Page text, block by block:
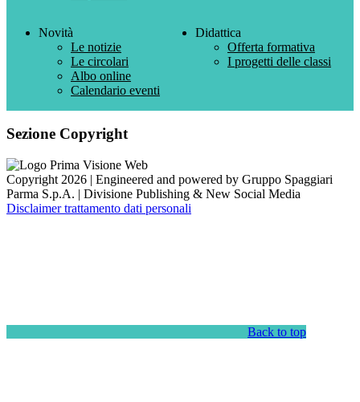
Novità
Le notizie
Le circolari
Albo online
Calendario eventi
Didattica
Offerta formativa
I progetti delle classi
Sezione Copyright
Copyright 2026 | Engineered and powered by Gruppo Spaggiari
Parma S.p.A. | Divisione Publishing & New Social Media
Disclaimer trattamento dati personali
Back to top